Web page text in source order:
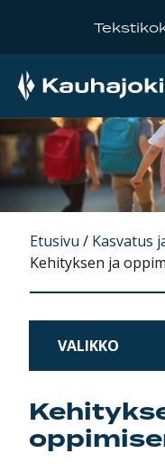
Päävalikko
Etusivu / Kasvatus
Kehityksen ja
VALIKKO